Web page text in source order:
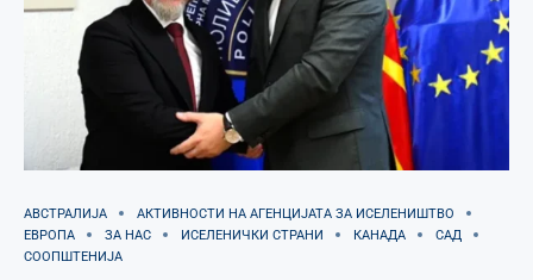
АВСТРАЛИЈА
АКТИВНОСТИ НА АГЕНЦИЈАТА ЗА ИСЕЛЕНИШТВО
ЕВРОПА
ЗА НАС ИСЕЛЕНИЧКИ СТРАНИ КАНАДА
САД
СООПШТЕНИЈА